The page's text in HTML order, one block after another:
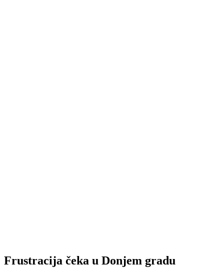
Frustracija čeka u Donjem gradu